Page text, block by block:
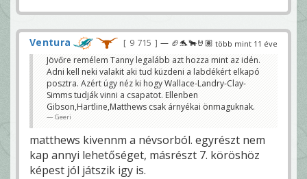
több mint 11 éve
Ventura 9 715 — 🏈🐬🐂🤘🏽
Jövőre remélem Tanny legalább azt hozza mint az idén.
Adni kell neki valakit aki tud küzdeni a labdékért elkapó
posztra. Azért úgy néz ki hogy Wallace-Landry-Clay-
Simms tudják vinni a csapatot. Ellenben
Gibson,Hartline,Matthews csak árnyékai önmaguknak.
Geeri
matthews kivennm a névsorból. egyrészt nem
kap annyi lehetőséget, másrészt 7. köröshöz
képest jól játszik igy is.